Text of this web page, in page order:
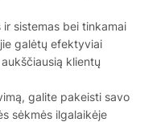
sistemas bei tinkamai
galėtų efektyviai
klientų
galite pakeisti savo
sėkmės ilgalaikėje